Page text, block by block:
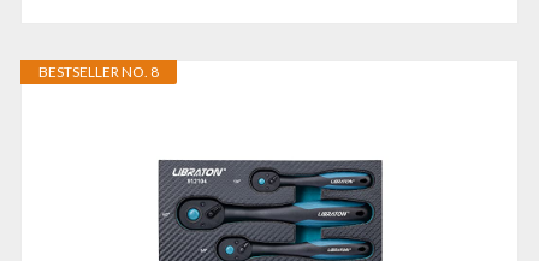
BESTSELLER NO. 8